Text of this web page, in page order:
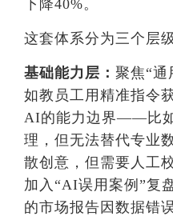
下降40%。
这套体系分为三个层级
基础能力层： 聚焦“通
如教员工用精准指令
AI的能力边界——比如
理，但无法替代专业
散创意，但需要人工
加入“AI误用案例”复
的市场报告因数据错